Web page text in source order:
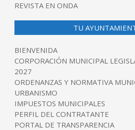
REVISTA EN ONDA
TU
BIENVENIDA
CORPORACIÓN MUNICIPAL
2027
ORDENANZAS Y NORMATIVA
URBANISMO
IMPUESTOS MUNICIPALES
PERFIL DEL CONTRATANTE
PORTAL DE TRANSPARENCIA